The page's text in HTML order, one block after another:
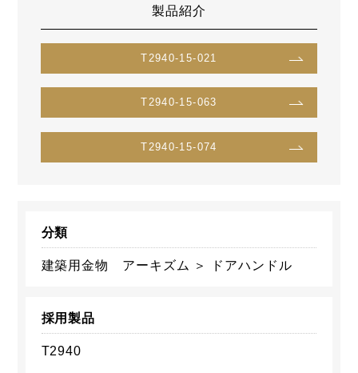
製品紹介
T2940-15-021
T2940-15-063
T2940-15-074
分類
建築用金物 アーキズム ＞ ドアハンドル
採用製品
T2940